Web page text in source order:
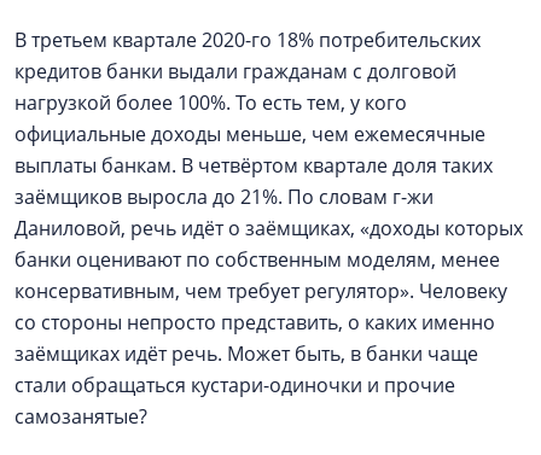
В третьем квартале 2020-го 18% потребительских
кредитов банки выдали гражданам с долговой
нагрузкой более 100%. То есть тем, у кого
официальные доходы меньше, чем ежемесячные
выплаты банкам. В четвёртом квартале доля таких
заёмщиков выросла до 21%. По словам г-жи
Даниловой, речь идёт о заёмщиках, «доходы которых
банки оценивают по собственным моделям, менее
консервативным, чем требует регулятор». Человеку
со стороны непросто представить, о каких именно
заёмщиках идёт речь. Может быть, в банки чаще
стали обращаться кустари-одиночки и прочие
самозанятые?